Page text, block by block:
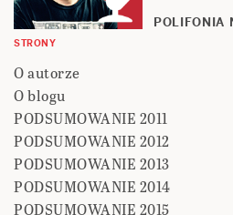
POLIFONIA
STRONY
O autorze
O blogu
PODSUMOWANIE 2011
PODSUMOWANIE 2012
PODSUMOWANIE 2013
PODSUMOWANIE 2014
PODSUMOWANIE 2015